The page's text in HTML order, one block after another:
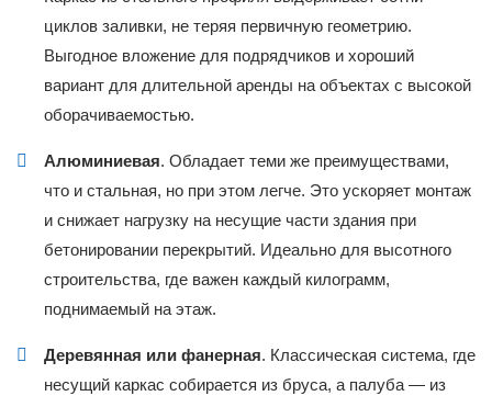
циклов заливки, не теряя первичную геометрию.
Выгодное вложение для подрядчиков и хороший
вариант для длительной аренды на объектах с высокой
оборачиваемостью.
Алюминиевая. Обладает теми же преимуществами,
что и стальная, но при этом легче. Это ускоряет монтаж
и снижает нагрузку на несущие части здания при
бетонировании перекрытий. Идеально для высотного
строительства, где важен каждый килограмм,
поднимаемый на этаж.
Деревянная или фанерная. Классическая система, где
несущий каркас собирается из бруса, а палуба — из